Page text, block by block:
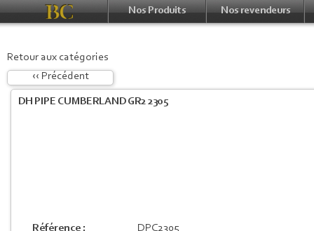
Nos Produits Nos revendeurs
Retour aux catégories
‹‹ Précédent
DH PIPE CUMBERLAND GR2 2305
Référence : DPC2305